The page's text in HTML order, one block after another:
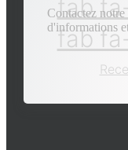
fab
fab
Contactez
d'informations